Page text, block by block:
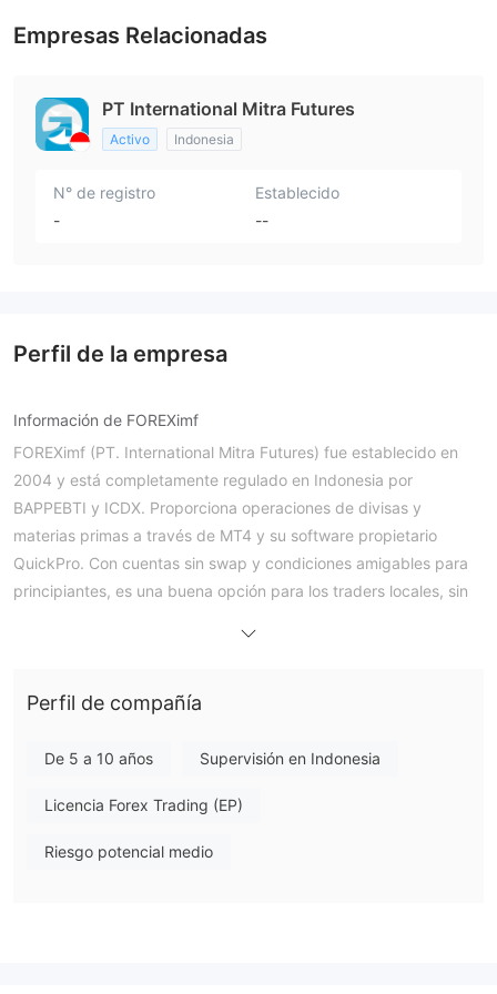
Empresas Relacionadas
PT International Mitra Futures
Activo Indonesia
N° de registro
-
Establecido
--
Perfil de la empresa
Información de FOREXimf
FOREXimf (PT. International Mitra Futures) fue establecido en
2004 y está completamente regulado en Indonesia por
BAPPEBTI y ICDX. Proporciona operaciones de divisas y
materias primas a través de MT4 y su software propietario
QuickPro. Con cuentas sin swap y condiciones amigables para
principiantes, es una buena opción para los traders locales, sin
Sí, FOREXimf (PT. International Mitra Futures) es un bróker
de Forex Minorista de
BAPPEBTI(Licencia No.
073/SPKB/ICDX/Dir/II/2012).
¿Qué puedo operar en FOREXimf?
Perfil de compañía
De 5 a 10 años Supervisión en Indonesia
Licencia Forex Trading (EP)
Riesgo potencial medio